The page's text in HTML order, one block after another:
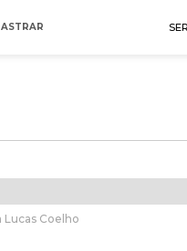
Lucas Coelho